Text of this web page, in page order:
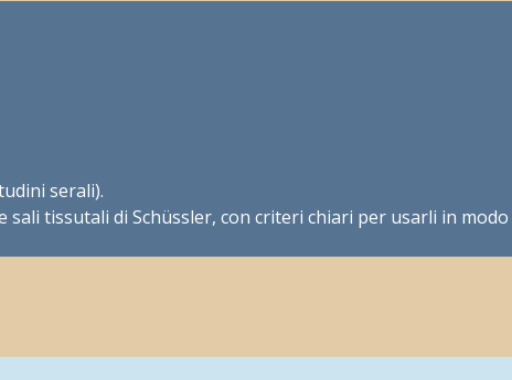
serali).
tissutali di Schüssler, con criteri chiari per usarli in modo